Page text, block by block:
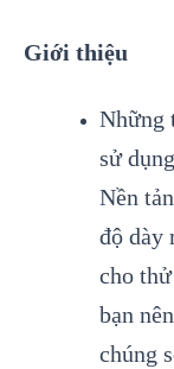
Giới thiệu
Những
sử
Nền
độ dày
cho
bạn
chúng